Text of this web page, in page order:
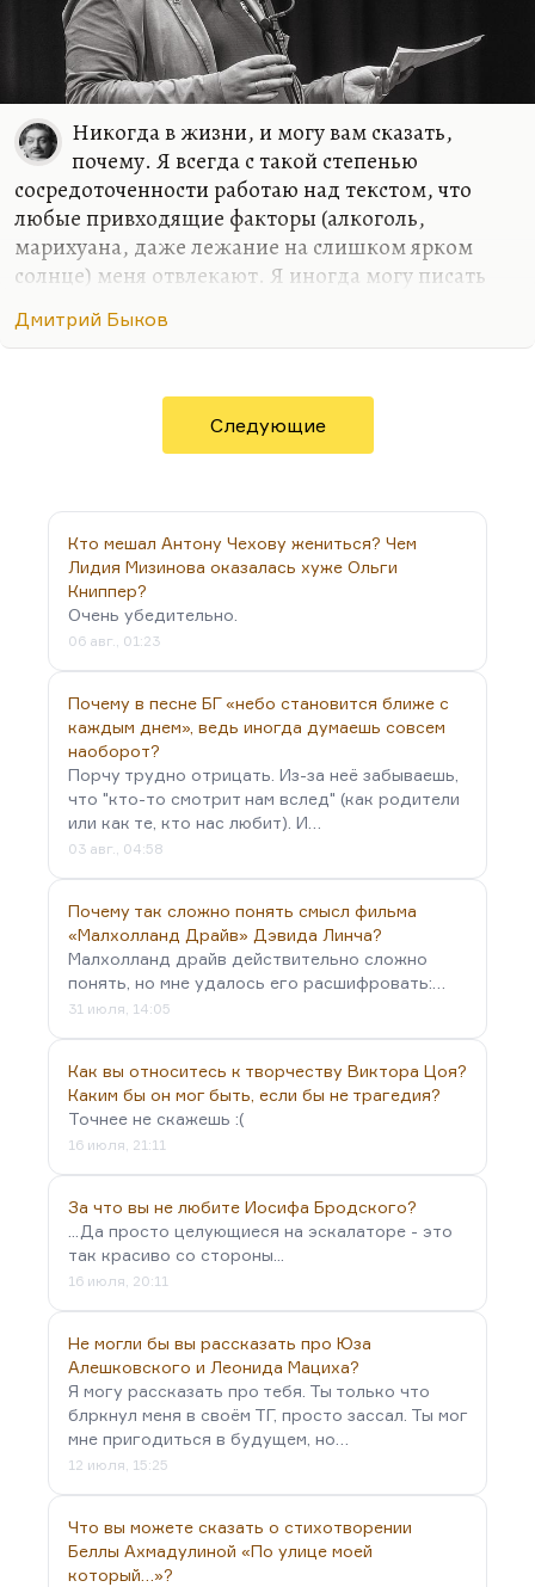
Никогда в жизни, и могу вам сказать,
почему. Я всегда с такой степенью
сосредоточенности работаю над текстом, что
любые привходящие факторы (алкоголь,
марихуана, даже лежание на слишком ярком
солнце) меня отвлекают. Я иногда могу писать
обстановке, как было в армии. Там с какой-то
на внутреннем протесте. Либо в условиях
умеренного, неприхотливого, но все-таки
комфорта. Мне, в общем, не нравится, когда меня
Марихуана – дело не в пропаганде наркотиков.
Но марихуана меняет характер мышления. Она
заметно снижает вашу собственную критичность.
И при таком подходе, мне кажется, даже в…
Дмитрий Быков
Следующие
Кто мешал Антону Чехову жениться? Чем
Лидия Мизинова оказалась хуже Ольги
Книппер?
Очень убедительно.
06 авг., 01:23
Почему в песне БГ «небо становится ближе с
каждым днем», ведь иногда думаешь совсем
наоборот?
Порчу трудно отрицать. Из-за неё забываешь,
что "кто-то смотрит нам вслед" (как родители
или как те, кто нас любит). И…
03 авг., 04:58
Почему так сложно понять смысл фильма
«Малхолланд Драйв» Дэвида Линча?
Малхолланд драйв действительно сложно
понять, но мне удалось его расшифровать:…
31 июля, 14:05
Как вы относитесь к творчеству Виктора Цоя?
Каким бы он мог быть, если бы не трагедия?
Точнее не скажешь :(
16 июля, 21:11
За что вы не любите Иосифа Бродского?
...Да просто целующиеся на эскалаторе - это
так красиво со стороны...
16 июля, 20:11
Не могли бы вы рассказать про Юза
Алешковского и Леонида Мациха?
Я могу рассказать про тебя. Ты только что
блркнул меня в своём ТГ, просто зассал. Ты мог
мне пригодиться в будущем, но…
12 июля, 15:25
Что вы можете сказать о стихотворении
Беллы Ахмадулиной «По улице моей
который…»?